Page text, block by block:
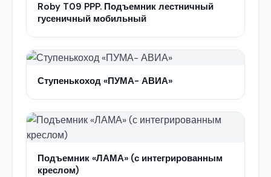
Roby T09 PPP. Подъемник лестничный
гусеничный мобильный
Ступенькоход «ПУМА- АВИА»
Подъемник «ЛАМА» (с интегрированным
креслом)